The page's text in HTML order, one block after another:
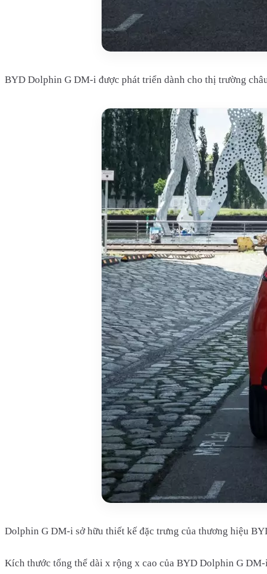
BYD Dolphin G DM-i được phát triển dành cho thị trường
Dolphin G DM-i sở hữu thiết kế đặc trưng của thương hiệu
Kích thước tổng thể dài x rộng x cao của BYD Dolphin G